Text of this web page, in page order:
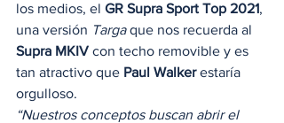
los medios, el GR Supra Sport Top 2021,
una versión Targa que nos recuerda al
Supra MKIV con techo removible y es
tan atractivo que Paul Walker estaría
orgulloso.
“Nuestros conceptos buscan abrir el